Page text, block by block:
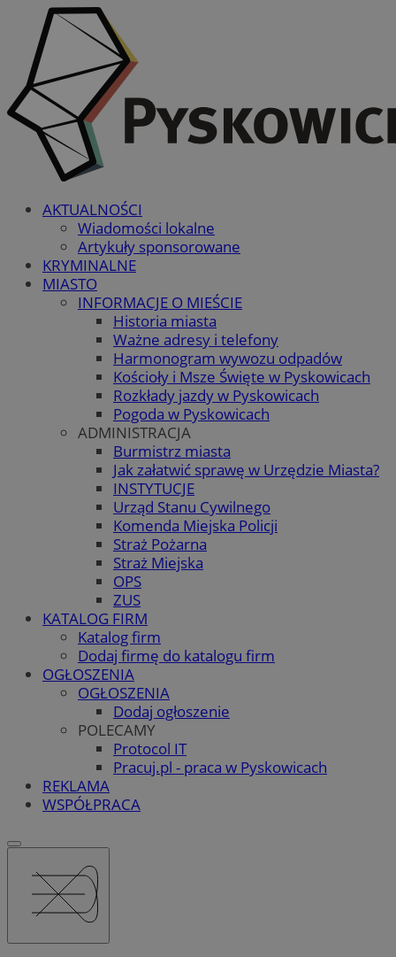
AKTUALNOŚCI
Wiadomości lokalne
Artykuły sponsorowane
KRYMINALNE
MIASTO
INFORMACJE O MIEŚCIE
Historia miasta
Ważne adresy i telefony
Harmonogram wywozu odpadów
Kościoły i Msze Święte w Pyskowicach
Rozkłady jazdy w Pyskowicach
Pogoda w Pyskowicach
ADMINISTRACJA
Burmistrz miasta
Jak załatwić sprawę w Urzędzie Miasta?
INSTYTUCJE
Urząd Stanu Cywilnego
Komenda Miejska Policji
Straż Pożarna
Straż Miejska
OPS
ZUS
KATALOG FIRM
Katalog firm
Dodaj firmę do katalogu firm
OGŁOSZENIA
OGŁOSZENIA
Dodaj ogłoszenie
POLECAMY
Protocol IT
Pracuj.pl - praca w Pyskowicach
REKLAMA
WSPÓŁPRACA